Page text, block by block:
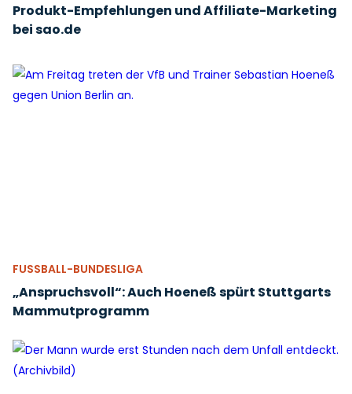
Produkt-Empfehlungen und Affiliate-Marketing
bei sao.de
FUSSBALL-BUNDESLIGA
„Anspruchsvoll“: Auch Hoeneß spürt Stuttgarts
Mammutprogramm